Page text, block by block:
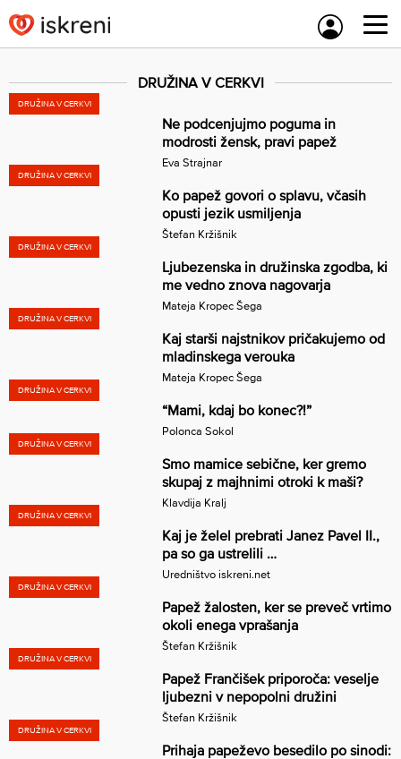
to
content
DRUŽINA V CERKVI
DRUŽINA V CERKVI
Ne podcenjujmo poguma in
modrosti žensk, pravi papež
Eva Strajnar
DRUŽINA V CERKVI
Ko papež govori o splavu, včasih
opusti jezik usmiljenja
Štefan Kržišnik
DRUŽINA V CERKVI
Ljubezenska in družinska zgodba, ki
me vedno znova nagovarja
Mateja Kropec Šega
DRUŽINA V CERKVI
Kaj starši najstnikov pričakujemo od
mladinskega verouka
Mateja Kropec Šega
DRUŽINA V CERKVI
“Mami, kdaj bo konec?!”
Polonca Sokol
DRUŽINA V CERKVI
Smo mamice sebične, ker gremo
skupaj z majhnimi otroki k maši?
Klavdija Kralj
DRUŽINA V CERKVI
Kaj je želel prebrati Janez Pavel II.,
pa so ga ustrelili …
Uredništvo iskreni.net
DRUŽINA V CERKVI
Papež žalosten, ker se preveč vrtimo
okoli enega vprašanja
Štefan Kržišnik
DRUŽINA V CERKVI
Papež Frančišek priporoča: veselje
ljubezni v nepopolni družini
Štefan Kržišnik
DRUŽINA V CERKVI
Prihaja papeževo besedilo po sinodi: